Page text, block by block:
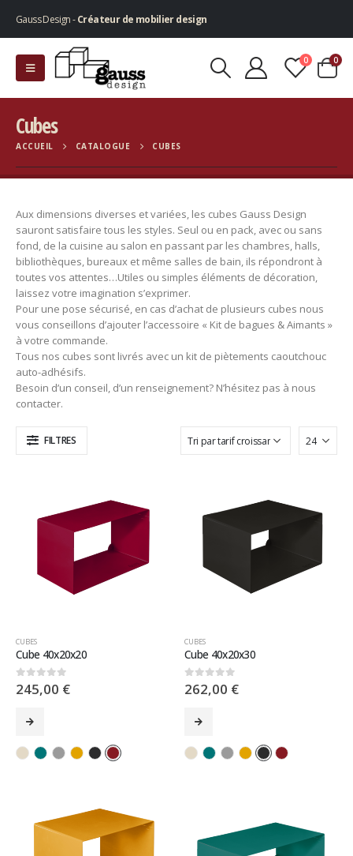
Gauss Design -Créateur de mobilier design
0 0
Cubes
ACCUEIL CATALOGUE CUBES
Aux dimensions diverses et variées, les cubes Gauss Design
sauront satisfaire tous les styles. Seul ou en pack, avec ou sans
fond, de la cuisine au salon en passant par les chambres, halls,
bibliothèques, bureaux et même salles de bain, ils répondront à
toutes vos attentes…Utiles ou simples éléments de décoration,
laissez votre imagination s’exprimer.
Pour une pose sécurisé, en cas d’achat de plusieurs cubes nous
vous conseillons d’ajouter l’accessoire « Kit de bagues & Aimants »
à votre commande.
Tous nos cubes sont livrés avec un kit de piètements caoutchouc
auto-adhésifs.
Besoin d’un conseil, d’un renseignement? N’hésitez pas à nous
contacter.
FILTRES
CUBES
Cube 40x20x20
0sur 5
245,00 €
CUBES
Cube 40x20x30
0sur 5
262,00 €